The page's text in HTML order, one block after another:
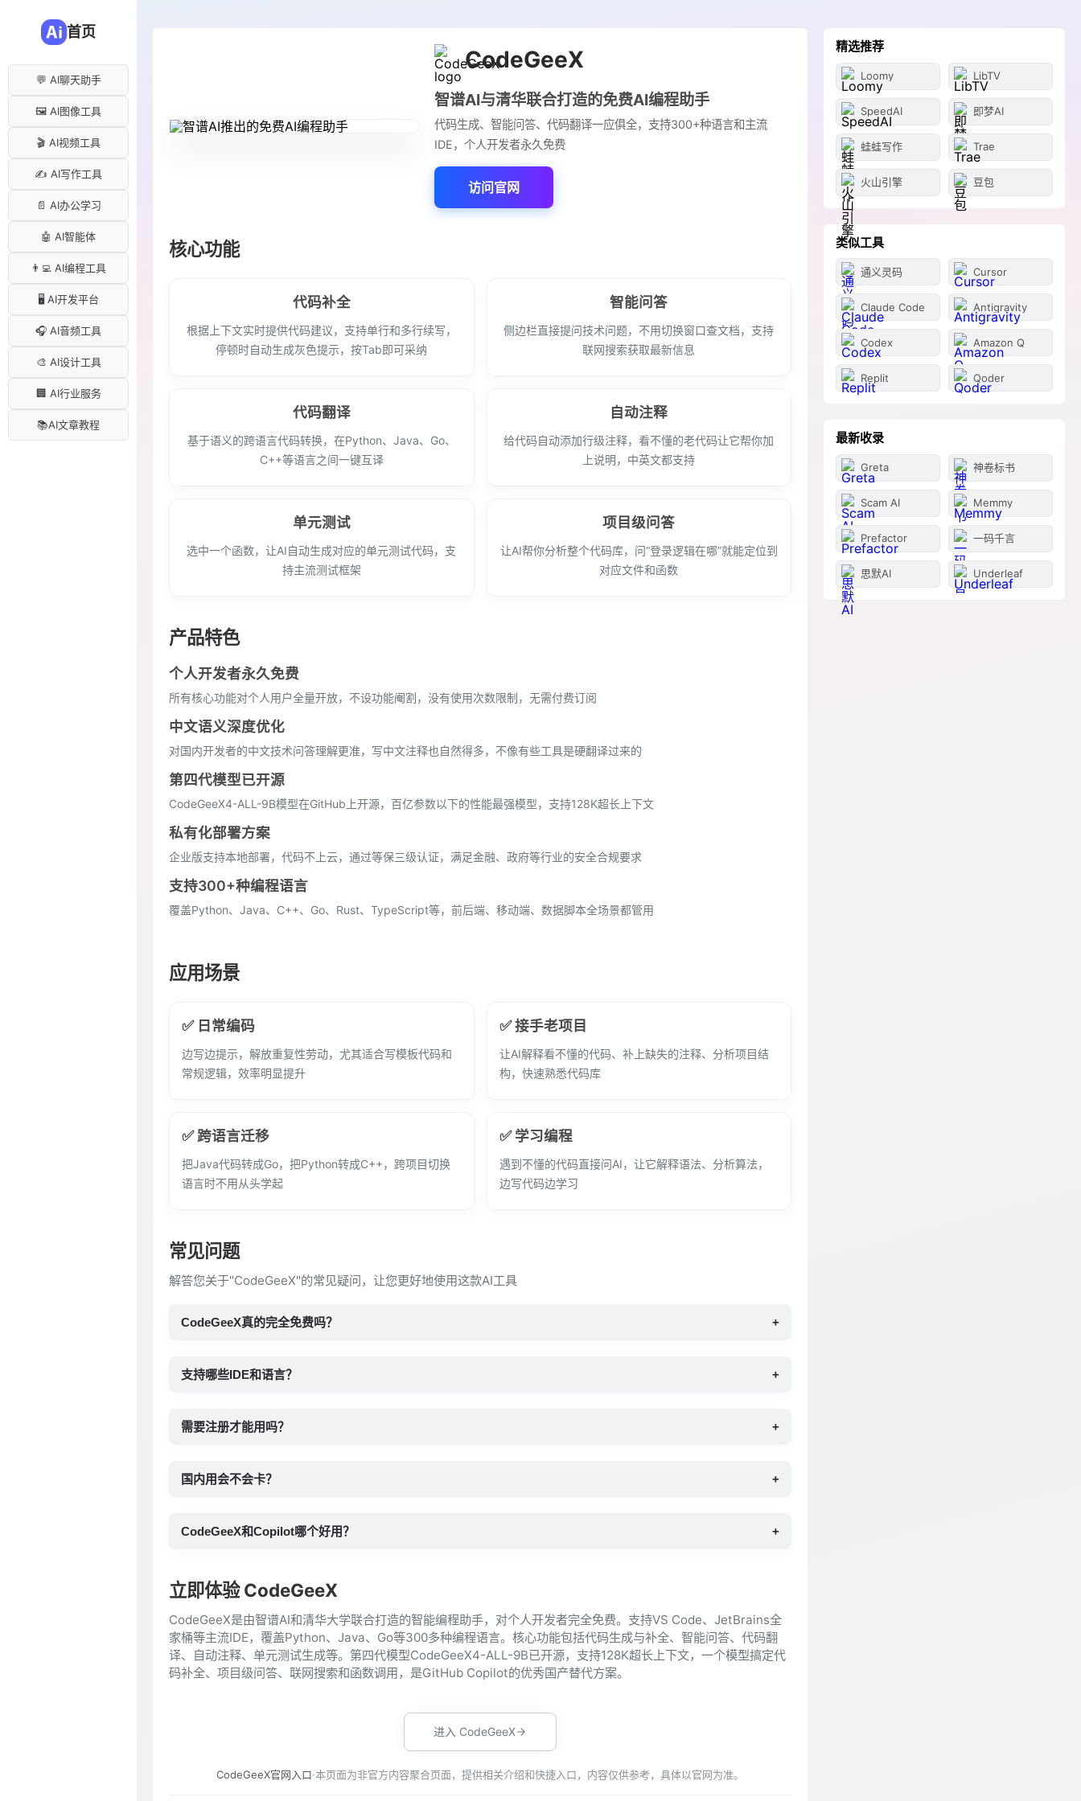
首页
💬 AI聊天助手
🖼️ AI图像工具
🎬 AI视频工具
✍️ AI写作工具
📄 AI办公学习
🤖 AI智能体
👨‍💻 AI编程工具
🖥️ AI开发平台
🎧 AI音频工具
🎨 AI设计工具
🏢 AI行业服务
📚AI文章教程
CodeGeeX
智谱AI与清华联合打造的免费AI编程助手
代码生成、智能问答、代码翻译一应俱全，支持300+种语言和主流
IDE，个人开发者永久免费
访问官网
核心功能
代码补全
根据上下文实时提供代码建议，支持单行和多行续写，
停顿时自动生成灰色提示，按Tab即可采纳
智能问答
侧边栏直接提问技术问题，不用切换窗口查文档，支持
联网搜索获取最新信息
代码翻译
基于语义的跨语言代码转换，在Python、Java、Go、
C++等语言之间一键互译
自动注释
给代码自动添加行级注释，看不懂的老代码让它帮你加
上说明，中英文都支持
单元测试
选中一个函数，让AI自动生成对应的单元测试代码，支
持主流测试框架
项目级问答
让AI帮你分析整个代码库，问“登录逻辑在哪”就能定位到
对应文件和函数
产品特色
个人开发者永久免费
所有核心功能对个人用户全量开放，不设功能阉割，没有使用次数限制，无需付费订阅
中文语义深度优化
对国内开发者的中文技术问答理解更准，写中文注释也自然得多，不像有些工具是硬翻译过来的
第四代模型已开源
CodeGeeX4-ALL-9B模型在GitHub上开源，百亿参数以下的性能最强模型，支持128K超长上下文
私有化部署方案
企业版支持本地部署，代码不上云，通过等保三级认证，满足金融、政府等行业的安全合规要求
支持300+种编程语言
覆盖Python、Java、C++、Go、Rust、TypeScript等，前后端、移动端、数据脚本全场景都管用
应用场景
✅ 日常编码
边写边提示，解放重复性劳动，尤其适合写模板代码和
常规逻辑，效率明显提升
✅ 接手老项目
让AI解释看不懂的代码、补上缺失的注释、分析项目结
构，快速熟悉代码库
✅ 跨语言迁移
把Java代码转成Go，把Python转成C++，跨项目切换
语言时不用从头学起
✅ 学习编程
遇到不懂的代码直接问AI，让它解释语法、分析算法，
边写代码边学习
常见问题
解答您关于"CodeGeeX"的常见疑问，让您更好地使用这款AI工具
CodeGeeX真的完全免费吗？ +
支持哪些IDE和语言？ +
需要注册才能用吗？ +
国内用会不会卡？ +
CodeGeeX和Copilot哪个好用？ +
立即体验 CodeGeeX
CodeGeeX是由智谱AI和清华大学联合打造的智能编程助手，对个人开发者完全免费。支持VS Code、JetBrains全
家桶等主流IDE，覆盖Python、Java、Go等300多种编程语言。核心功能包括代码生成与补全、智能问答、代码翻
译、自动注释、单元测试生成等。第四代模型CodeGeeX4-ALL-9B已开源，支持128K超长上下文，一个模型搞定代
码补全、项目级问答、联网搜索和函数调用，是GitHub Copilot的优秀国产替代方案。
进入 CodeGeeX
CodeGeeX官网入口·本页面为非官方内容聚合页面，提供相关介绍和快捷入口，内容仅供参考，具体以官网为准。
精选推荐
Loomy LibTV
SpeedAI 即梦AI
蛙蛙写作 Trae
火山引擎 豆包
类似工具
通义灵码 Cursor
Claude Code Antigravity
Codex Amazon Q
Replit Qoder
最新收录
Greta 神卷标书
Scam AI Memmy
Prefactor 一码千言
思默AI Underleaf